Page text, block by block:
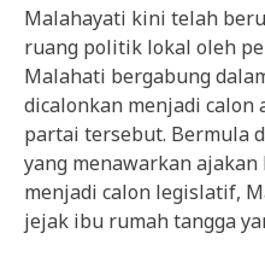
Malahayati kini telah
ruang politik lokal oleh
Malahati bergabung
dicalonkan menjadi
partai tersebut. Bermula
yang menawarkan
menjadi calon legislatif,
jejak ibu rumah tangga